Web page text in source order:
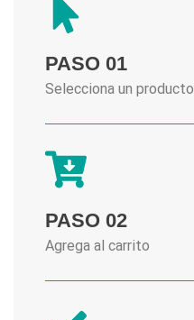
PASO 01
Selecciona un producto
PASO 02
Agrega al carrito